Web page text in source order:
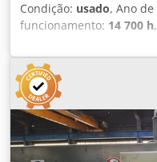
Condição: usado, Ano
funcionamento: 14 700 h
, Technical
P.E. Labellers rotary
is engineered for
bottling line or new
quality labeling across
it balances speed with
Ajvlnvrjf Aek